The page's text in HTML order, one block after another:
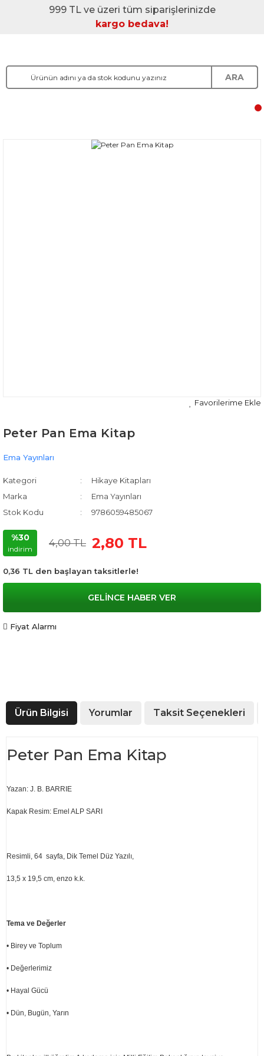
999 TL ve üzeri tüm siparişlerinizde
kargo bedava!
ARA
Peter Pan Ema Kitap
Ema Yayınları
Kategori
Hikaye Kitapları
Marka
Ema Yayınları
Stok Kodu
9786059485067
%30
indirim
4,00 TL 2,80 TL
0,36 TL den başlayan taksitlerle!
GELİNCE HABER VER
Fiyat Alarmı
Ürün Bilgisi Yorumlar Taksit Seçenekleri
Peter Pan Ema Kitap
Yazan: J. B. BARRIE
Kapak Resim: Emel ALP SARI
Resimli, 64 sayfa, Dik Temel Düz Yazılı,
13,5 x 19,5 cm, enzo k.k.
Tema ve Değerler
• Birey ve Toplum
• Değerlerimiz
• Hayal Gücü
• Dün, Bugün, Yarın